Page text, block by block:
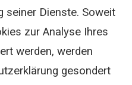
seiner Dienste. Soweit
zur Analyse Ihres
werden, werden
gesondert